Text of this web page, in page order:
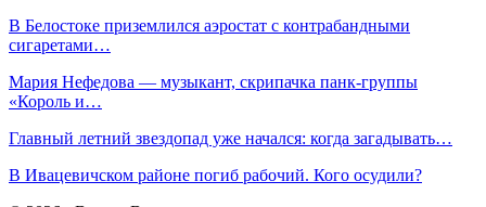
В Белостоке приземлился аэростат с контрабандными
сигаретами…
Мария Нефедова — музыкант, скрипачка панк-группы
«Король и…
Главный летний звездопад уже начался: когда загадывать…
В Ивацевичском районе погиб рабочий. Кого осудили?